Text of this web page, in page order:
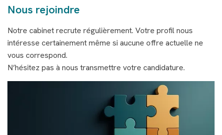
Notre équipe
Nos solutions digitales
Rh et gestion de la paie
Juridique d’entreprise
Accompagnement du dirigeant
Actualités
Guide de la création d'entreprise
Notre blog
Contact
Nous rejoindre
Notre cabinet recrute régulièrement. Votre profil nous
intéresse certainement même si aucune offre actuelle ne
vous correspond.
N’hésitez pas à nous transmettre votre candidature.